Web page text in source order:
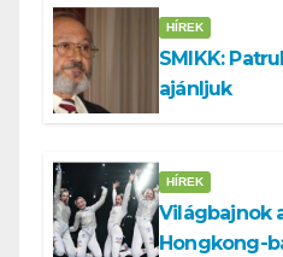
HÍREK
SMIKK:
ajánljuk
HÍREK
Világbajnok
Hongkong-